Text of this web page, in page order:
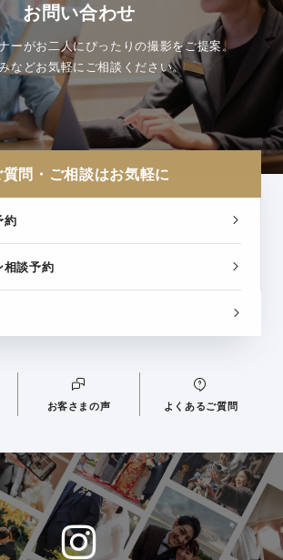
お問い合わせ
ーがお二人にぴったりの撮影をご提案。
などお気軽にご相談ください。
質問・ご相談はお気軽に
約
相談予約
お客さまの声 よくあるご質問